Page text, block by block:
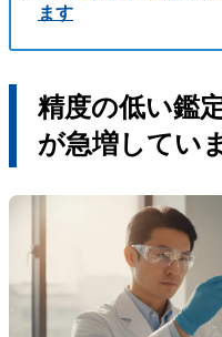
ます
精度の低い鑑
が急増してい